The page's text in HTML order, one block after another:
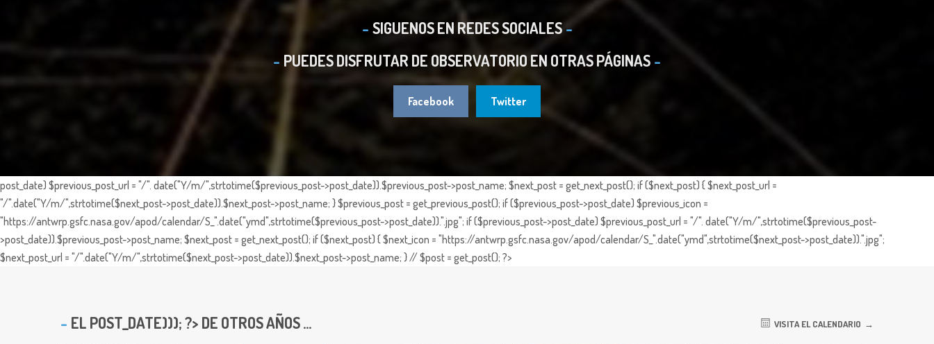
SIGUENOS EN REDES SOCIALES
PUEDES DISFRUTAR DE OBSERVATORIO EN OTRAS PÁGINAS
Facebook Twitter
post_date) $previous_post_url = "/". date("Y/m/",strtotime($previous_post->post_date)).$previous_post->post_name; $next_post = get_next_post(); if ($next_post) { $next_post_url =
"/".date("Y/m/",strtotime($next_post->post_date)).$next_post->post_name; } $previous_post = get_previous_post(); if ($previous_post->post_date) $previous_icon =
"https://antwrp.gsfc.nasa.gov/apod/calendar/S_".date("ymd",strtotime($previous_post->post_date)).".jpg"; if ($previous_post->post_date) $previous_post_url = "/". date("Y/m/",strtotime($previous_post-
>post_date)).$previous_post->post_name; $next_post = get_next_post(); if ($next_post) { $next_icon = "https://antwrp.gsfc.nasa.gov/apod/calendar/S_".date("ymd",strtotime($next_post->post_date)).".jpg";
$next_post_url = "/".date("Y/m/",strtotime($next_post->post_date)).$next_post->post_name; } // $post = get_post(); ?>
EL POST_DATE))); ?> DE OTROS AÑOS ... VISITA EL CALENDARIO